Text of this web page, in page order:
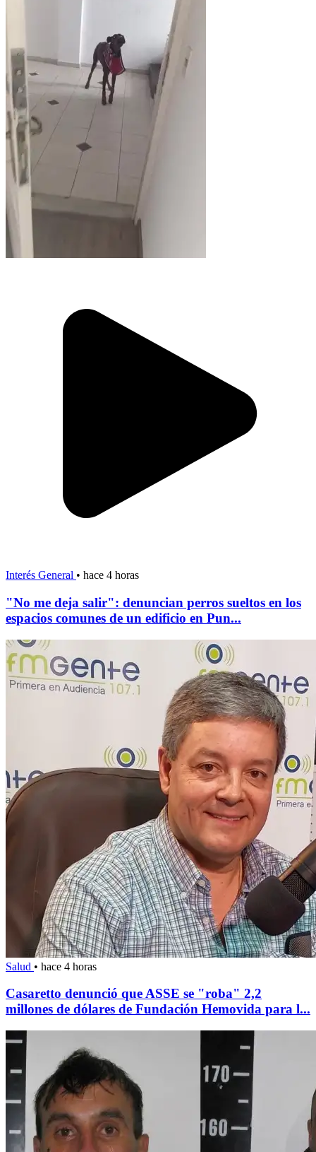
Interés General • hace 4 horas
"No me deja salir": denuncian perros sueltos en los
espacios comunes de un edificio en Pun...
Salud • hace 4 horas
Casaretto denunció que ASSE se "roba" 2,2
millones de dólares de Fundación Hemovida para l...